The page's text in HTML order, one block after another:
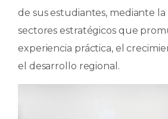
de sus estudiantes, mediante
sectores estratégicos que
experiencia práctica, el
el desarrollo regional.